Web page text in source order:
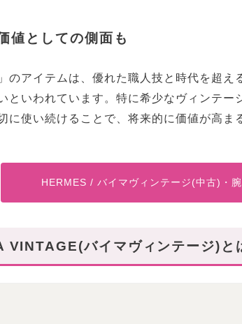
値としての側面も
のアイテムは、優れた職人技と時代を超
といわれています。特に希少なヴィンテー
に使い続けることで、将来的に価値が高ま
HERMES / バイマヴィンテージ(中古)・
VINTAGE(バイマヴィンテージ)と